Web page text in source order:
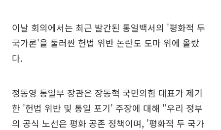
이날 회의에서는 최근 발간된 통일백서의 '평화적 두
국가론'을 둘러싼 헌법 위반 논란도 도마 위에 올랐
다.
정동영 통일부 장관은 장동혁 국민의힘 대표가 제기
한 '헌법 위반 및 통일 포기' 주장에 대해 "우리 정부
의 공식 노선은 평화 공존 정책이며, '평화적 두 국가